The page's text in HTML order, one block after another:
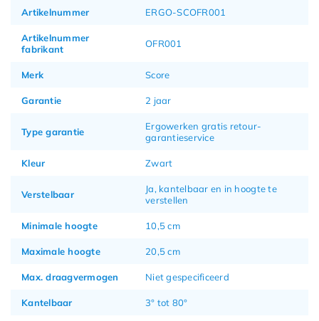
Artikelnummer ERGO-SCOFR001
Artikelnummer
fabrikant
OFR001
Merk Score
Garantie 2 jaar
Type garantie
Ergowerken gratis retour-
garantieservice
Kleur Zwart
Verstelbaar
Ja, kantelbaar en in hoogte te
verstellen
Minimale hoogte 10,5 cm
Maximale hoogte 20,5 cm
Max. draagvermogen Niet gespecificeerd
Kantelbaar 3° tot 80°